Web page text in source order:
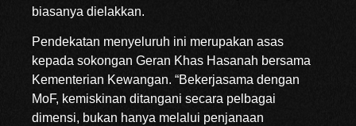
biasanya dielakkan.
Pendekatan menyeluruh ini merupakan asas
kepada sokongan Geran Khas Hasanah bersama
Kementerian Kewangan. “Bekerjasama dengan
MoF, kemiskinan ditangani secara pelbagai
dimensi, bukan hanya melalui penjanaan